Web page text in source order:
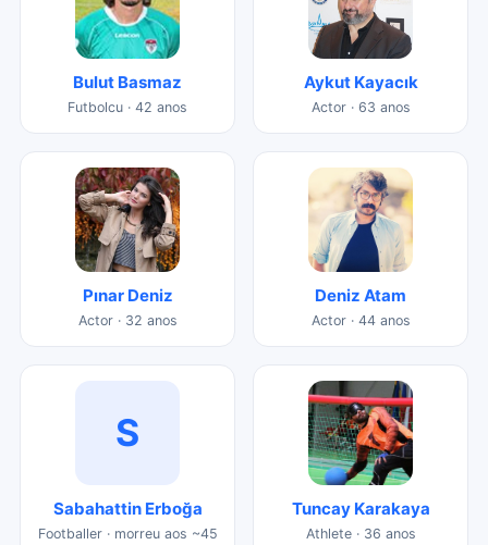
Bulut Basmaz
Futbolcu · 42 anos
Aykut Kayacık
Actor · 63 anos
Pınar Deniz
Actor · 32 anos
Deniz Atam
Actor · 44 anos
S
Sabahattin Erboğa
Footballer · morreu aos ~45
Tuncay Karakaya
Athlete · 36 anos